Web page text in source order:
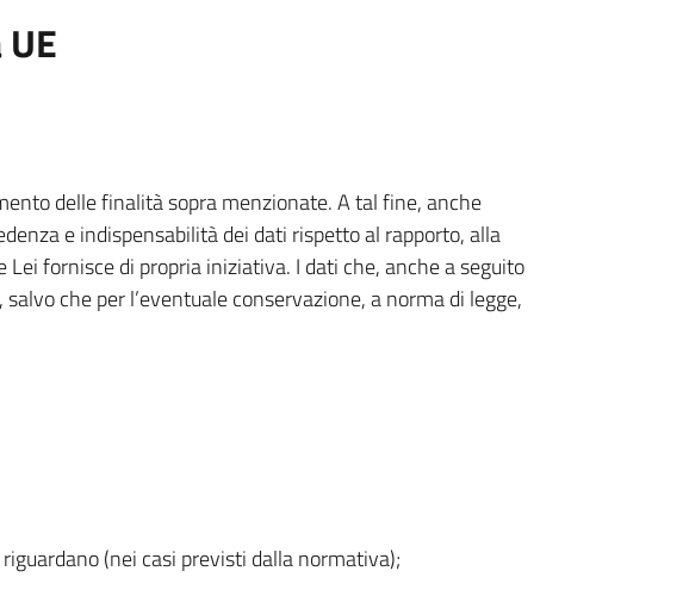
delle finalità sopra menzionate. A tal fine, anche
e indispensabilità dei dati rispetto al rapporto, alla
fornisce di propria iniziativa. I dati che, anche a seguito
che per l’eventuale conservazione, a norma di legge,
(nei casi previsti dalla normativa);